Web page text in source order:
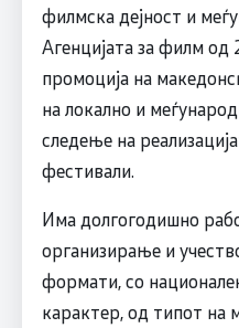
филмска дејност и
Агенцијата за филм од
промоција на
на локално и
следење на
фестивали.
Има долгогодишно
организирање и
формати, со
карактер, од типот на